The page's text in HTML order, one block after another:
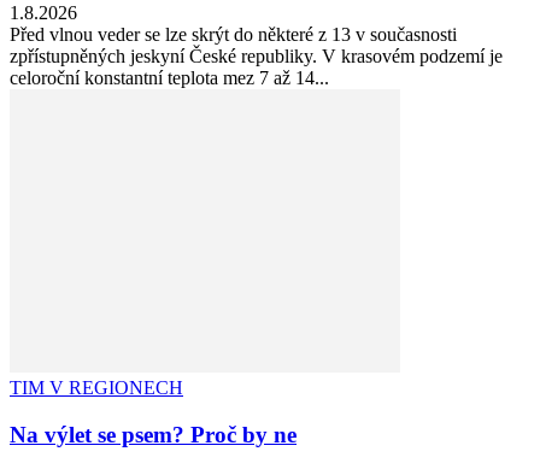
1.8.2026
Před vlnou veder se lze skrýt do některé z 13 v současnosti
zpřístupněných jeskyní České republiky. V krasovém podzemí je
celoroční konstantní teplota mez 7 až 14...
TIM V REGIONECH
Na výlet se psem? Proč by ne